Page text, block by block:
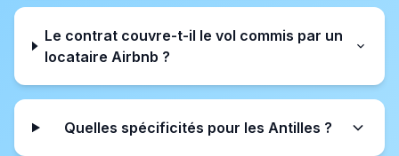
Le contrat couvre-t-il le vol commis par un
locataire Airbnb ?
Quelles spécificités pour les Antilles ?